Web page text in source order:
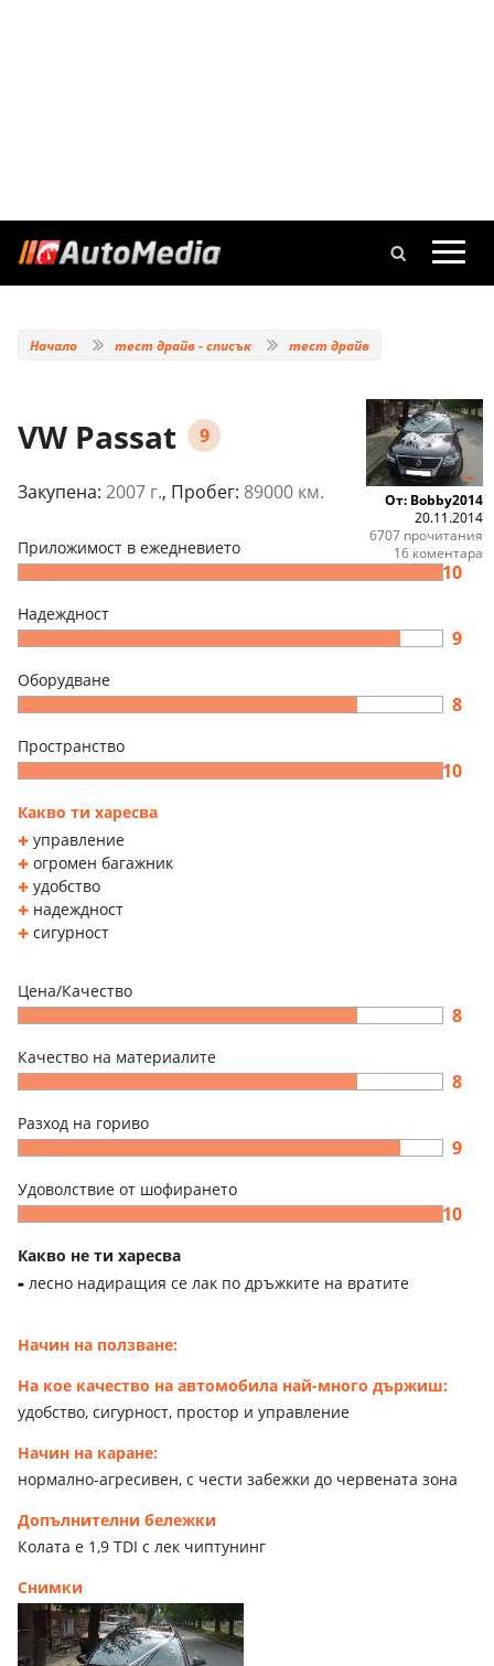
Начало тест драйв - списък тест драйв
VW Passat 9
Закупена: 2007 г., Пробег: 89000 км.
Приложимост в ежедневието
10
Надеждност
9
Оборудване
8
Пространство
10
Какво ти харесва
управление
огромен багажник
удобство
надеждност
сигурност
Цена/Качество
8
Качество на материалите
8
Разход на гориво
9
Удоволствие от шофирането
10
Какво не ти харесва
лесно надиращия се лак по дръжките на вратите
От: Bobby2014
20.11.2014
6707 прочитания
16 коментара
Начин на ползване:
На кое качество на автомобила най-много държиш:
удобство, сигурност, простор и управление
Начин на каране:
нормално-агресивен, с чести забежки до червената зона
Допълнителни бележки
Колата е 1,9 TDI с лек чиптунинг
Снимки